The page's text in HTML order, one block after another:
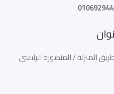
المنزلة / المنصورة الرئيسى